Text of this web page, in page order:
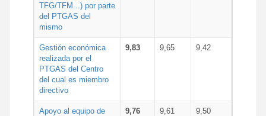
TFG/TFM...) por parte
del PTGAS del
mismo
Gestión económica
realizada por el
PTGAS del Centro
del cual es miembro
directivo
9,83 9,65 9,42
Apoyo al equipo de
9,76 9,61 9,50